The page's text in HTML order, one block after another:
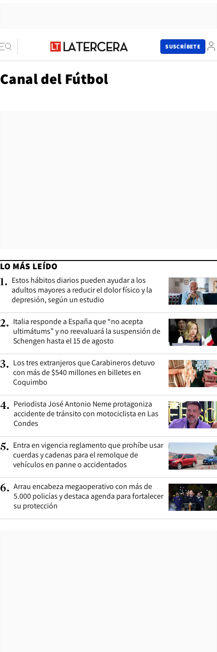
SUSCRÍBETE
Canal del Fútbol
LO MÁS LEÍDO
1. Estos hábitos diarios pueden ayudar a los
adultos mayores a reducir el dolor físico y la
depresión, según un estudio
2. Italia responde a España que “no acepta
ultimátums” y no reevaluará la suspensión de
Schengen hasta el 15 de agosto
3. Los tres extranjeros que Carabineros detuvo
con más de $540 millones en billetes en
Coquimbo
4. Periodista José Antonio Neme protagoniza
accidente de tránsito con motociclista en Las
Condes
5. Entra en vigencia reglamento que prohíbe usar
cuerdas y cadenas para el remolque de
vehículos en panne o accidentados
6. Arrau encabeza megaoperativo con más de
5.000 policías y destaca agenda para fortalecer
su protección